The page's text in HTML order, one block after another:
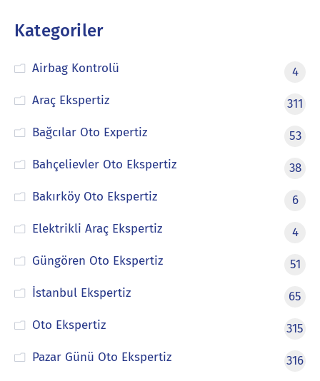
Kategoriler
Airbag Kontrolü
4
Araç Ekspertiz
311
Bağcılar Oto Expertiz
53
Bahçelievler Oto Ekspertiz
38
Bakırköy Oto Ekspertiz
6
Elektrikli Araç Ekspertiz
4
Güngören Oto Ekspertiz
51
İstanbul Ekspertiz
65
Oto Ekspertiz
315
Pazar Günü Oto Ekspertiz
316